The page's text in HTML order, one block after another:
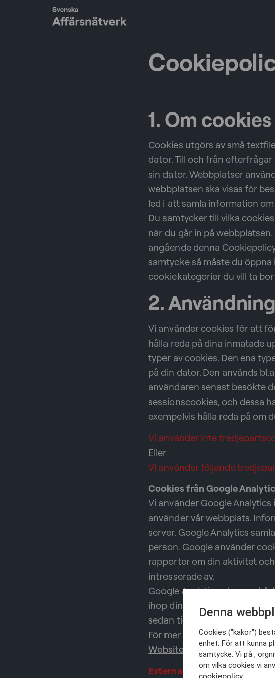
1. Om cookies
Cookies utgörs av små
dator. Till och från
sin dator. Webbplatser
webbplatsen ska visas för
led i att samla information
Du samtycker till vilka
när du går in på
angående denna
samtycke så måste du
cookiekategorier du vill ta
2.
Vi använder cookies för att
hålla reda på dina inmatade
typer av cookies. Den ena
på din dator. Den används
användaren senast besökte
sessionscookies, och dessa
exempelvis hålla reda på om
Vi använder inte
Eller
Vi använder följande
Cookies från Google
Vi använder Google
använder vår webbplats.
server. Google Analytics
person. Google använder
rapporter om din aktivitet
intresserade av.
Google Analytics placerar
ihop din IP-adress med
sedan tidigare.
För mer information kan du
Websites
Externa script
Denna
Cookies ("kakor")
enhet. För att kunna
samtycke. Vi på ,
om vilka cookies vi